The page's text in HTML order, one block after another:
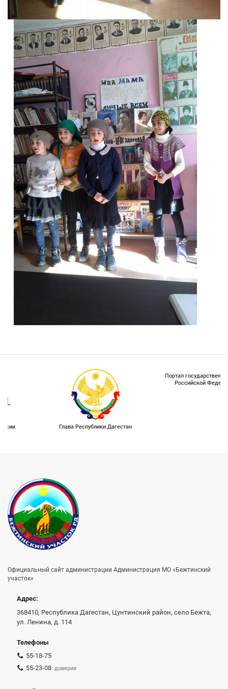
Глава Республики Дагестан
Портал государственных услуг
Российской Федерации
Официальный сайт администрации Администрация МО «Бежтинский
участок»
Адрес:
368410, Республика Дагестан, Цунтинский район, село Бежта,
ул. Ленина, д. 114
Телефоны
55-18-75
55-23-08 доверия